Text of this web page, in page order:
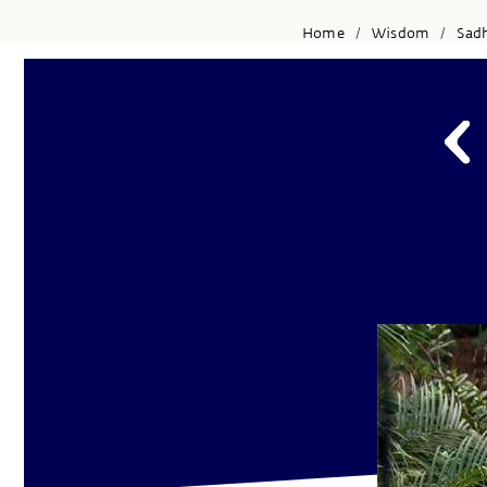
Home / Wisdom /